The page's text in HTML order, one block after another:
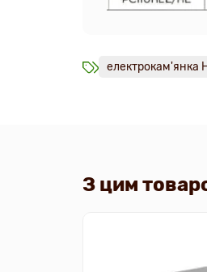
електрокам'янка
З цим